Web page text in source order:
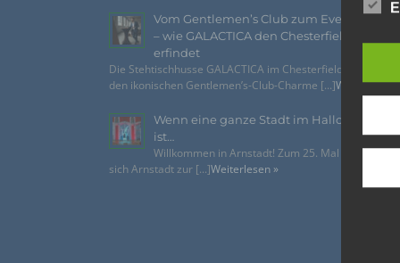
Vom Gentlemen’s Club zum
– wie GALACTICA den Chesterfield-Look
erfindet
Die Stehtischhusse GALACTICA im Chesterfield Style bringt
den ikonischen Gentlemen’s-Club-Charme [...]Weiterlesen
Wenn eine ganze Stadt im Halloween-
ist…
Willkommen in Arnstadt! Zum 25. Mal verwandelt
sich Arnstadt zur [...]Weiterlesen »
und
Aus
auch
dies